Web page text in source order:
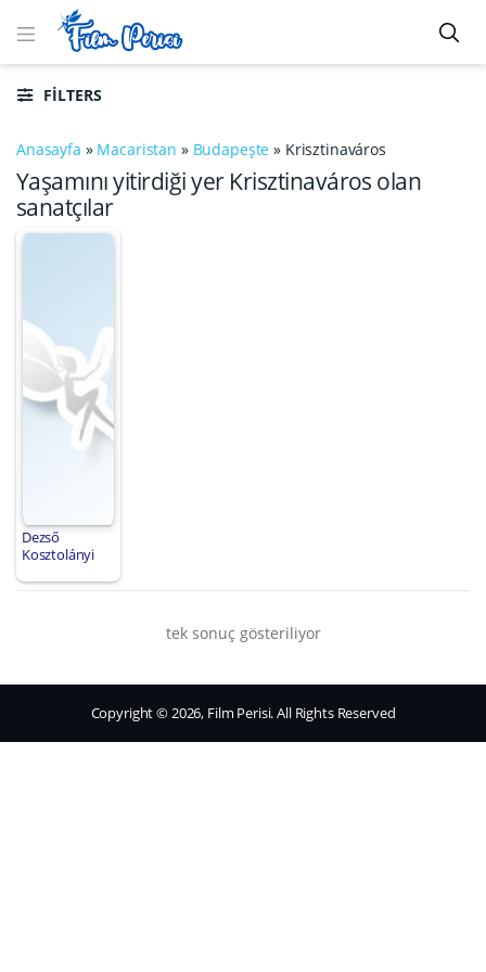
FILTERS
Anasayfa » Macaristan » Budapeşte » Krisztinaváros
Yaşamını yitirdiği yer Krisztinaváros olan
sanatçılar
Dezső
Kosztolányi
tek sonuç gösteriliyor
Copyright © 2026, Film Perisi. All Rights Reserved